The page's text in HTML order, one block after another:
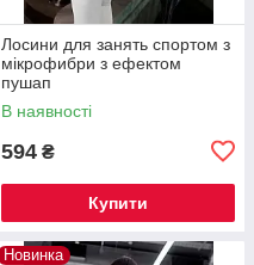
Лосини для занять спортом з
мікрофибри з ефектом
пушап
В наявності
594 ₴
Купити
Новинка